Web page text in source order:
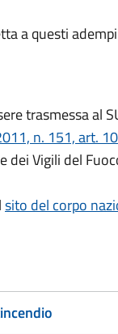
a questi
trasmessa al
n. 151, art. 10
dei Vigili del
sito del corpo